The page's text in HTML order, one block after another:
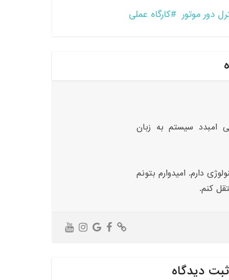
دور موتور کارگاه عملی
امبدد سیستم به زبان
دارم. امیدوارم بتونم
کنم.
دیدگاه